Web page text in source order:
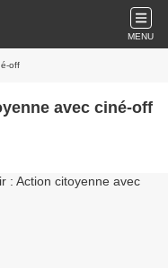
MENU
off
avec ciné-off